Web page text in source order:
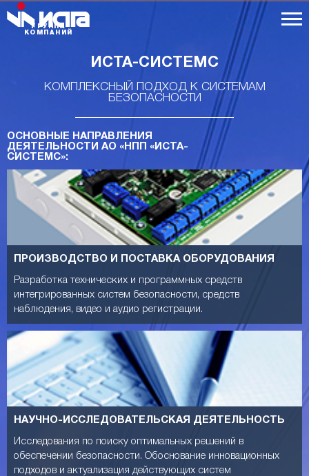
ГРУППА
КОМПАНИЙ
ИСТА-СИСТЕМС
КОМПЛЕКСНЫЙ ПОДХОД К СИСТЕМАМ
БЕЗОПАСНОСТИ
ОСНОВНЫЕ НАПРАВЛЕНИЯ
ДЕЯТЕЛЬНОСТИ АО «НПП «ИСТА-
СИСТЕМС»:
ПРОИЗВОДСТВО И ПОСТАВКА ОБОРУДОВАНИЯ
Разработка технических и программных средств
интегрированных систем безопасности, средств
наблюдения, видео и аудио регистрации.
НАУЧНО-ИССЛЕДОВАТЕЛЬСКАЯ ДЕЯТЕЛЬНОСТЬ
Исследования по поиску оптимальных решений в
обеспечении безопасности. Обоснование инновационных
подходов и актуализация действующих систем